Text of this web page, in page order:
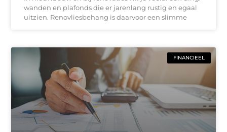
wanden en plafonds die er jarenlang rustig en egaal
uitzien. Renovliesbehang is daarvoor een slimme
FINANCIEEL